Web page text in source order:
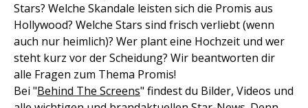
Stars? Welche Skandale leisten sich die Promis aus
Hollywood? Welche Stars sind frisch verliebt (wenn
auch nur heimlich)? Wer plant eine Hochzeit und wer
steht kurz vor der Scheidung? Wir beantworten dir
alle Fragen zum Thema Promis!
Bei "Behind The Screens" findest du Bilder, Videos und